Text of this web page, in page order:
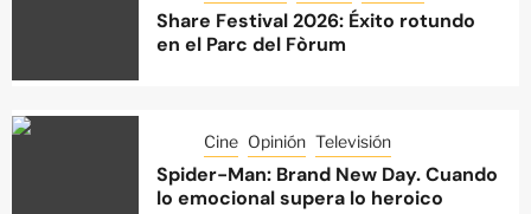
Share Festival 2026: Éxito rotundo
en el Parc del Fòrum
Cine Opinión Televisión
Spider-Man: Brand New Day. Cuando
lo emocional supera lo heroico